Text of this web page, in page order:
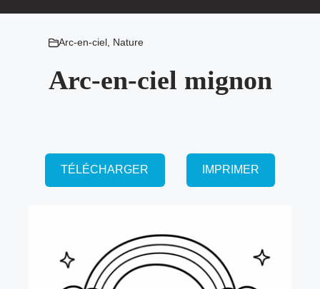
Arc-en-ciel, Nature
Arc-en-ciel mignon
TÉLÉCHARGER IMPRIMER